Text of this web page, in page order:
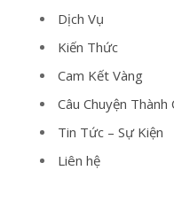
Dịch Vụ
Kiến Thức
Cam Kết Vàng
Câu Chuyện Thành
Tin Tức – Sự Kiện
Liên hệ